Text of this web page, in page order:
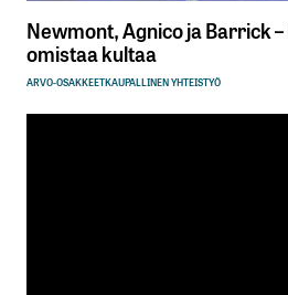
Newmont, Agnico ja Barrick
omistaa kultaa
ARVO-OSAKKEETKAUPALLINEN YHTEISTYÖ